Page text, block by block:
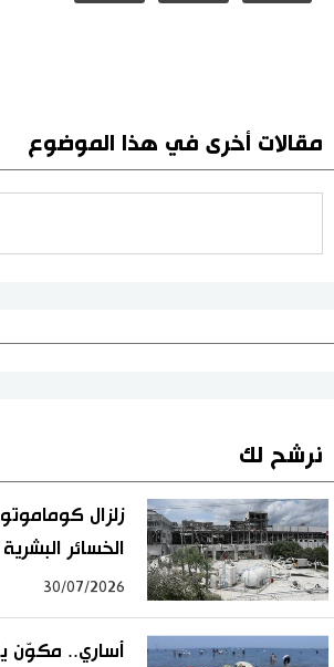
مقالات أخرى في هذا الموضوع
نرشح لك
زلزال
الخسائر
30/07/2026
أساري.. مكوّن